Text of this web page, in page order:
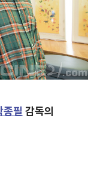
종필 감독의